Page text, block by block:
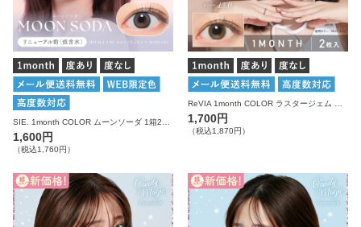
1,600円
（税込1,760円）
1,700円
（税込1,870円）